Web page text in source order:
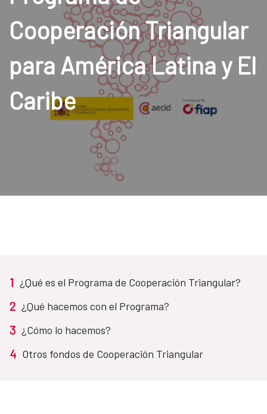
Cooperación Triangular
para América Latina y El
Caribe
1 ¿Qué es el Programa de Cooperación Triangular?
2 ¿Qué hacemos con el Programa?
3 ¿Cómo lo hacemos?
4 Otros fondos de Cooperación Triangular